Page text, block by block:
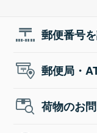
郵便番号
郵便局・
荷物のお